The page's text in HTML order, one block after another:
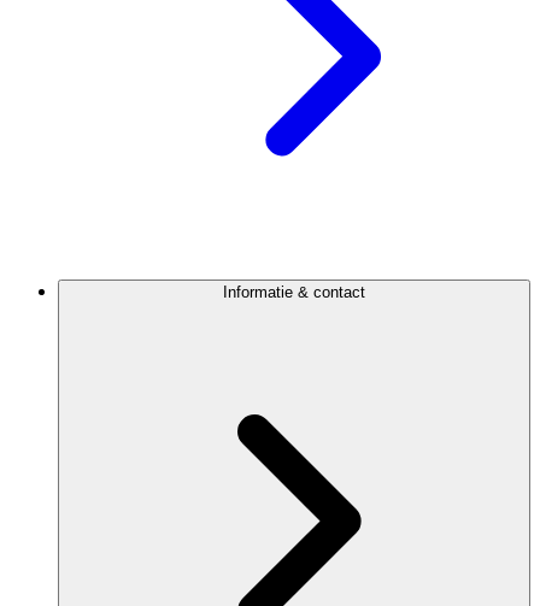
Informatie & contact